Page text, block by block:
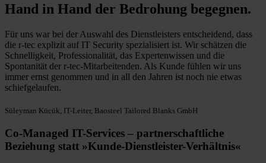
Hand in Hand der Bedrohung begegnen.
Für uns war bei der Auswahl des Dienstleisters entscheidend, dass
die r-tec explizit auf IT Security spezialisiert ist. Wir schätzen die
Schnelligkeit, Professionalität, das Expertenwissen und die
Spontanität der r-tec-Mitarbeitenden. Als Kunde fühlen wir uns
immer ernst genommen und in all den Jahren ist noch nie etwas
schiefgelaufen.
Süleyman Kücük, IT-Leiter, Baosteel Tailored Blanks GmbH
Co-Managed IT-Services – partnerschaftliche
Beziehung statt »Kunde-Dienstleister-Verhältnis«